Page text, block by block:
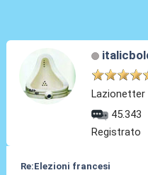
Lazionetter
45.343
Registrato
Re:Elezioni francesi